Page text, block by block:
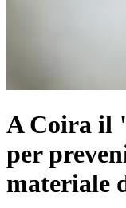
A Coira il
per
materiale